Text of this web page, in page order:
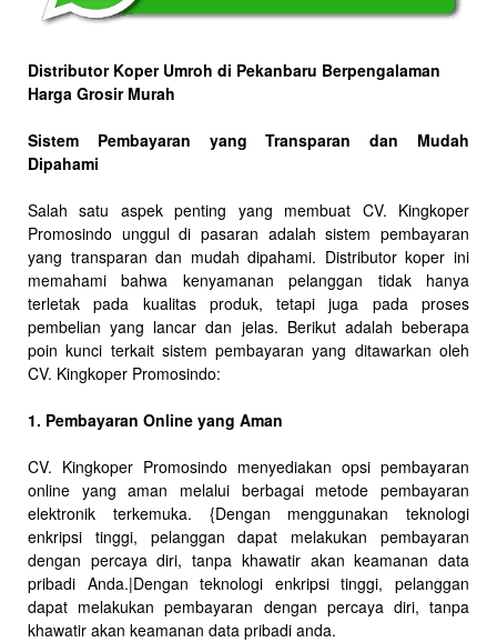
Distributor Koper Umroh di Pekanbaru Berpengalaman
Harga Grosir Murah
Sistem Pembayaran yang Transparan dan Mudah
Dipahami
Salah satu aspek penting yang membuat CV. Kingkoper
Promosindo unggul di pasaran adalah sistem pembayaran
yang transparan dan mudah dipahami. Distributor koper ini
memahami bahwa kenyamanan pelanggan tidak hanya
terletak pada kualitas produk, tetapi juga pada proses
pembelian yang lancar dan jelas. Berikut adalah beberapa
poin kunci terkait sistem pembayaran yang ditawarkan oleh
CV. Kingkoper Promosindo:
1. Pembayaran Online yang Aman
CV. Kingkoper Promosindo menyediakan opsi pembayaran
online yang aman melalui berbagai metode pembayaran
elektronik terkemuka. {Dengan menggunakan teknologi
enkripsi tinggi, pelanggan dapat melakukan pembayaran
dengan percaya diri, tanpa khawatir akan keamanan data
pribadi Anda.|Dengan teknologi enkripsi tinggi, pelanggan
dapat melakukan pembayaran dengan percaya diri, tanpa
khawatir akan keamanan data pribadi anda.